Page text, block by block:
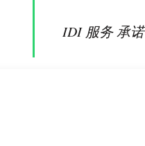
IDI 服务 承诺